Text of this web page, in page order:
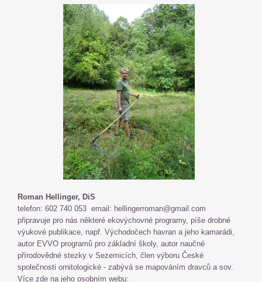
Roman Hellinger, DiS
telefon: 602 740 053 email: hellingerroman@gmail.com
připravuje pro nás některé ekovýchovné programy, píše drobné
výukové publikace, např. Východočech havran a jeho kamarádi,
autor EVVO programů pro základní školy, autor naučné
přírodovědné stezky v Sezemicích, člen výboru České
společnosti ornitologické - zabývá se mapováním dravců a sov.
Více zde na jeho osobním webu: